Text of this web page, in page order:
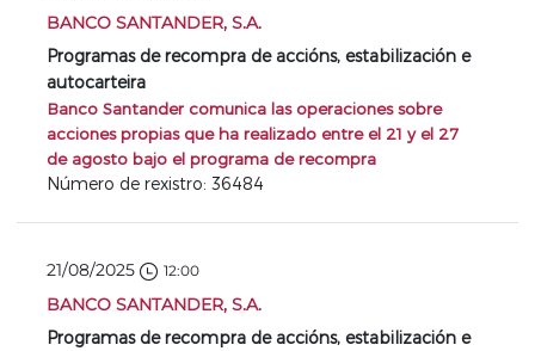
BANCO SANTANDER, S.A.
Programas de recompra de accións, estabilización e
autocarteira
Banco Santander comunica las operaciones sobre
acciones propias que ha realizado entre el 21 y el 27
de agosto bajo el programa de recompra
Número de rexistro: 36484
21/08/2025 12:00
BANCO SANTANDER, S.A.
Programas de recompra de accións, estabilización e